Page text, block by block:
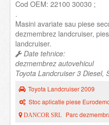
Cod OEM: 22100 30030 ;
.
Masini avariate sau piese
dezmembrez landcruiser,
landcruiser.
Date tehnice:
dezmembrez autovehicul
Toyota Landcruiser 3 Diesel,
Toyota Landcruiser 2009
Stoc aplicatie piese
DANCOR SRL Parc